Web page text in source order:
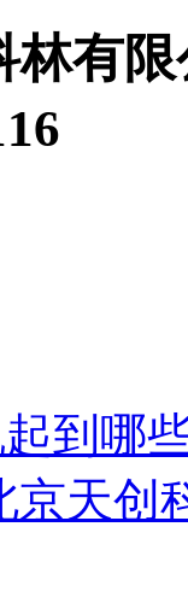
林有